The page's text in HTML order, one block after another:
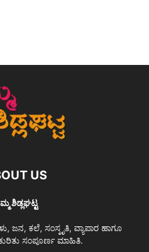
US
ಶಿಡ್ಲಘಟ್ಟ
ಜನ, ಕಲೆ, ಸಂಸ್ಕೃತಿ, ವ್ಯಾಪಾರ ಹಾಗೂ
ಸಂಪೂರ್ಣ ಮಾಹಿತಿ.